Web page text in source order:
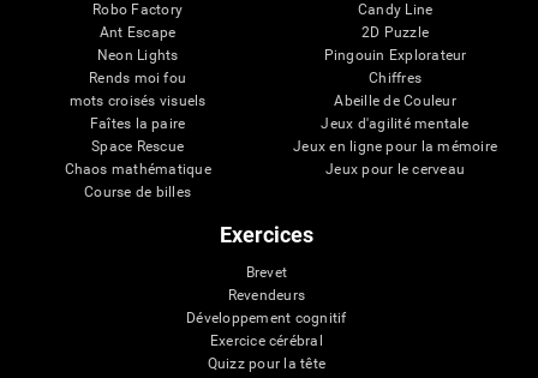
Robo Factory
Ant Escape
Neon Lights
Rends moi fou
mots croisés visuels
Faîtes la paire
Space Rescue
Chaos mathématique
Course de billes
Candy Line
2D Puzzle
Pingouin Explorateur
Chiffres
Abeille de Couleur
Jeux d'agilité mentale
Jeux en ligne pour la mémoire
Jeux pour le cerveau
Exercices
Brevet
Revendeurs
Développement cognitif
Exercice cérébral
Quizz pour la tête